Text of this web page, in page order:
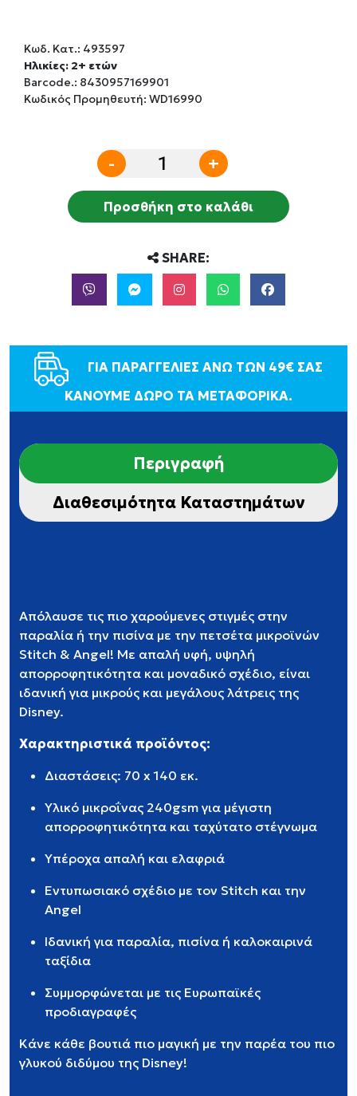
Κωδ. Κατ.: 493597
Ηλικίες: 2+ ετών
Barcode.: 8430957169901
Κωδικός Προμηθευτή: WD16990
- +
Προσθήκη στο καλάθι
SHARE:
ΓΙΑ ΠΑΡΑΓΓΕΛΙΕΣ ΑΝΩ ΤΩΝ 49€ ΣΑΣ
ΚΑΝΟΥΜΕ ΔΩΡΟ ΤΑ ΜΕΤΑΦΟΡΙΚΑ.
Περιγραφή
Διαθεσιμότητα Καταστημάτων
Απόλαυσε τις πιο χαρούμενες στιγμές στην
παραλία ή την πισίνα με την πετσέτα μικροϊνών
Stitch & Angel! Με απαλή υφή, υψηλή
απορροφητικότητα και μοναδικό σχέδιο, είναι
ιδανική για μικρούς και μεγάλους λάτρεις της
Disney.
Χαρακτηριστικά προϊόντος:
Διαστάσεις: 70 x 140 εκ.
Υλικό μικροΐνας 240gsm για μέγιστη
απορροφητικότητα και ταχύτατο στέγνωμα
Υπέροχα απαλή και ελαφριά
Εντυπωσιακό σχέδιο με τον Stitch και την
Angel
Ιδανική για παραλία, πισίνα ή καλοκαιρινά
ταξίδια
Συμμορφώνεται με τις Ευρωπαϊκές
προδιαγραφές
Κάνε κάθε βουτιά πιο μαγική με την παρέα του πιο
γλυκού διδύμου της Disney!